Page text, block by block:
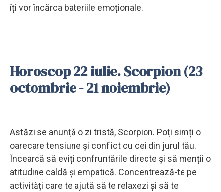
îți vor încărca bateriile emoționale.
Horoscop 22 iulie. Scorpion (23
octombrie - 21 noiembrie)
Astăzi se anunță o zi tristă, Scorpion. Poți simți o
oarecare tensiune și conflict cu cei din jurul tău.
Încearcă să eviți confruntările directe și să menții o
atitudine caldă și empatică. Concentrează-te pe
activități care te ajută să te relaxezi și să te